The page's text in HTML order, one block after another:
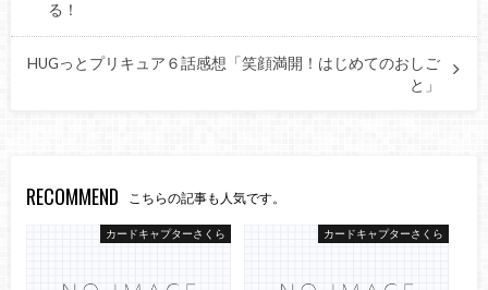
る！
HUGっとプリキュア６話感想「笑顔満開！はじめてのおしご
と」
RECOMMEND こちらの記事も人気です。
カードキャプターさくら カードキャプターさくら